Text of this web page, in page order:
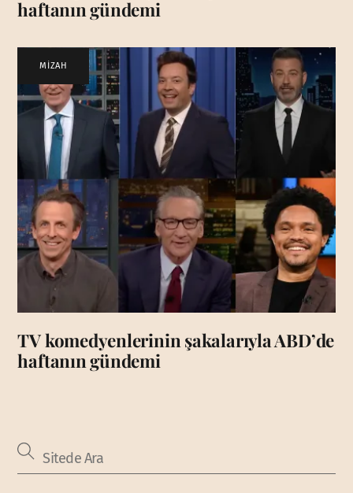
haftanın gündemi
MİZAH
TV komedyenlerinin şakalarıyla ABD’de
haftanın gündemi